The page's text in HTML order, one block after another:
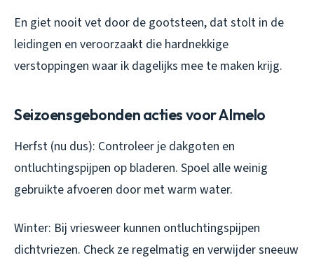
En giet nooit vet door de gootsteen, dat stolt in de
leidingen en veroorzaakt die hardnekkige
verstoppingen waar ik dagelijks mee te maken krijg.
Seizoensgebonden acties voor Almelo
Herfst (nu dus): Controleer je dakgoten en
ontluchtingspijpen op bladeren. Spoel alle weinig
gebruikte afvoeren door met warm water.
Winter: Bij vriesweer kunnen ontluchtingspijpen
dichtvriezen. Check ze regelmatig en verwijder sneeuw